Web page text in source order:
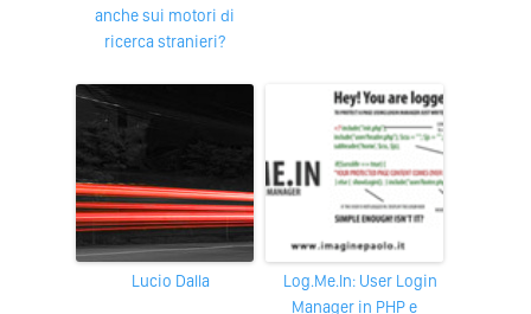
anche sui motori di
ricerca stranieri?
Lucio Dalla
Log.Me.In: User Login
Manager in PHP e